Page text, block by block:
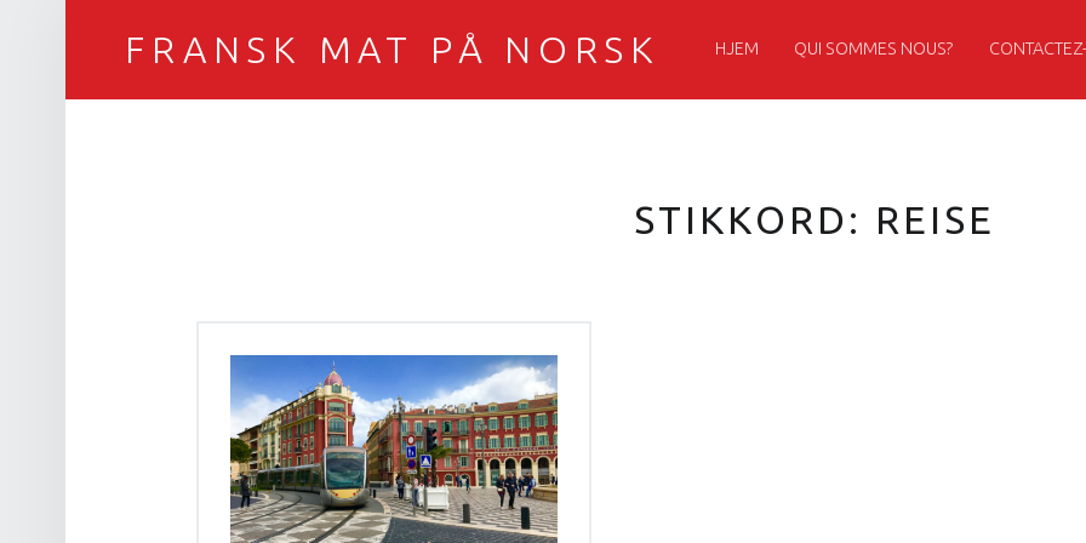
FRANSK MAT PÅ NORSK HJEM QUI SOMMES NOUS?
STIKKORD: REISE